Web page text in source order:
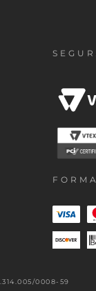
0008-59